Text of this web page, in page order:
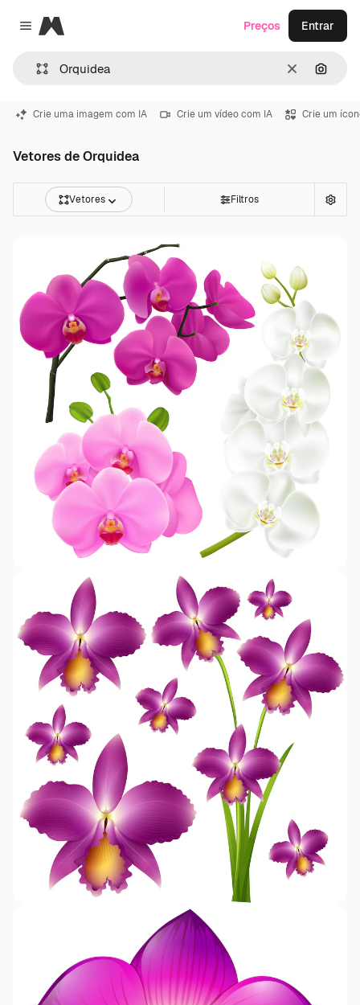
Close menu
Magnific
Limpar
Preços Entrar
Crie uma imagem com IA Crie um vídeo com IA Crie um
Vetores de Orquidea
Vetores Filtros